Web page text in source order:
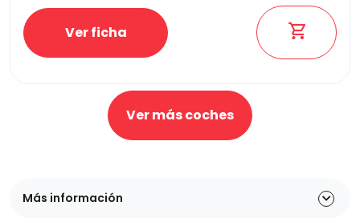
Ver ficha
Ver más coches
Más información